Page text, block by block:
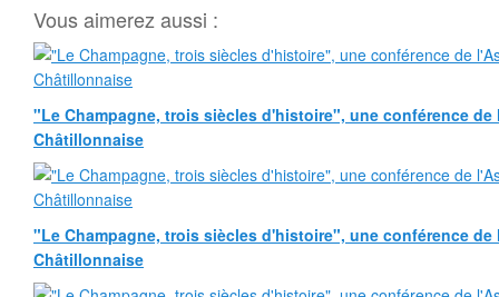
Vous aimerez aussi :
"Le Champagne, trois siècles d'histoire", une conférence
Châtillonnaise
"Le Champagne, trois siècles d'histoire", une conférence
Châtillonnaise